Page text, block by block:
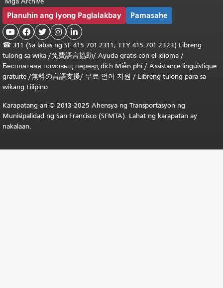
Planuhin ang Iyong Paglalakbay Pamasahe
    
☎ 311 (Sa labas ng SF 415.701.2311; TTY 415.701.2323) Libreng
tulong sa wika /免費語言協助/ Ayuda gratis con el idioma /
Бесплатная помовьщ перевд dịch Miễn phí/ Assistance linguistique
gratuite /無料の言語支援/ 무료 언어 지원 / Libreng tulong para sa
wikang Filipino
Karapatang-ari © 2013-2025 Ahensya ng Transportasyon ng
Munisipalidad ng San Francisco (SFMTA). Lahat ng karapatan ay
nakalaan.